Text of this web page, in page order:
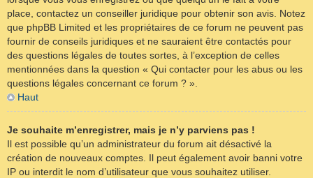
place, contactez un conseiller juridique pour obtenir son avis. Notez
que phpBB Limited et les propriétaires de ce forum ne peuvent pas
fournir de conseils juridiques et ne sauraient être contactés pour
des questions légales de toutes sortes, à l’exception de celles
mentionnées dans la question « Qui contacter pour les abus ou les
questions légales concernant ce forum ? ».
Haut
Je souhaite m’enregistrer, mais je n’y parviens pas !
Il est possible qu’un administrateur du forum ait désactivé la
création de nouveaux comptes. Il peut également avoir banni votre
IP ou interdit le nom d’utilisateur que vous souhaitez utiliser.